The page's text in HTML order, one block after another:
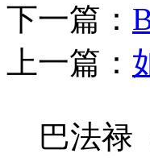
下一篇：
上一篇：
巴法禄